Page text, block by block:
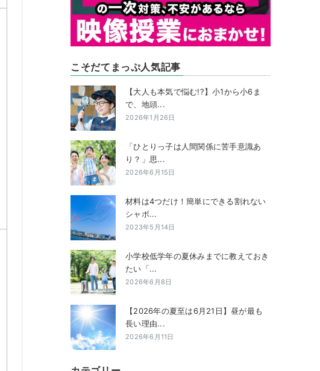
こそだてまっぷ人気記事
【大人も本気で悩む!?】小1から小6ま
で、地頭...
2026年1月26日
「ひとりっ子は人間関係に苦手意識あ
り？」思...
2026年6月15日
材料は4つだけ！簡単にできる割れない
シャボ...
2023年5月14日
小学校低学年の夏休みまでに教えておき
たい「...
2026年6月8日
【2026年の夏至は6月21日】昼が最も
長い理由...
2026年6月11日